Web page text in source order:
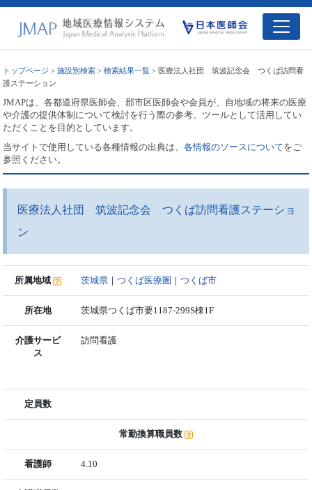
トップページ >施設別検索 >検索結果一覧 > 医療法人社団 筑波記念会 つくば訪問看
護ステーション
JMAPは、各都道府県医師会、郡市区医師会や会員が、自地域の将来の医療
や介護の提供体制について検討を行う際の参考、ツールとして活用してい
ただくことを目的としています。
当サイトで使用している各種情報の出典は、各情報のソースについてをご
参照ください。
医療法人社団 筑波記念会 つくば訪問看護ステーショ
ン
所属地域 茨城県 ｜つくば医療圏 ｜つくば市
所在地 茨城県つくば市要1187-299S棟1F
介護サービ
ス
訪問看護
定員数
常勤換算職員数
看護師 4.10